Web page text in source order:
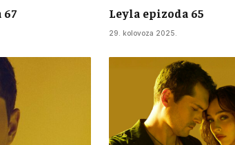
67 Leyla epizoda 65
29. kolovoza 2025.